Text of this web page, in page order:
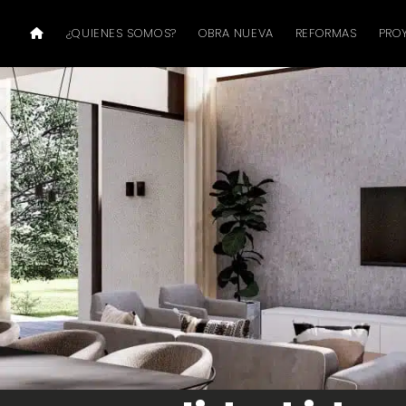
¿QUIENES SOMOS? OBRA NUEVA REFORMAS